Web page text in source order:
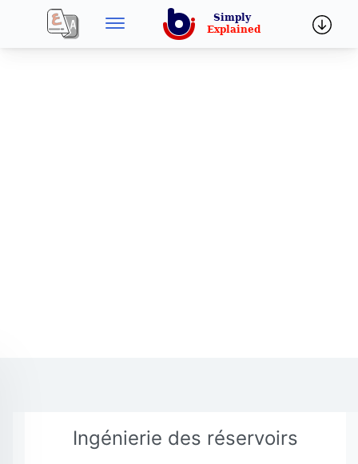
Ingénierie des réservoirs